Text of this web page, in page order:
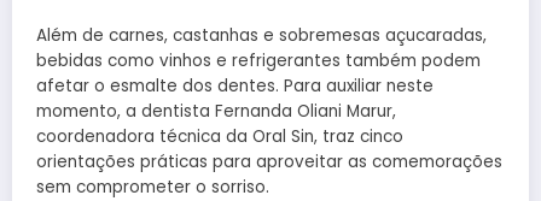
Além de carnes, castanhas e sobremesas açucaradas,
bebidas como vinhos e refrigerantes também podem
afetar o esmalte dos dentes. Para auxiliar neste
momento, a dentista Fernanda Oliani Marur,
coordenadora técnica da Oral Sin, traz cinco
orientações práticas para aproveitar as comemorações
sem comprometer o sorriso.